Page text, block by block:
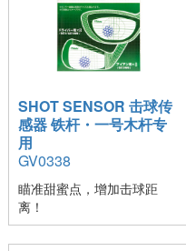
SHOT SENSOR 击球传
感器 铁杆・一号木杆专
用
GV0338
瞄准甜蜜点，增加击球距
离！